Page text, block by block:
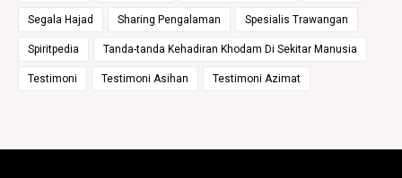
Segala Hajad Sharing Pengalaman Spesialis Trawangan
Spiritpedia Tanda-tanda Kehadiran Khodam Di Sekitar Manusia
Testimoni Testimoni Asihan Testimoni Azimat